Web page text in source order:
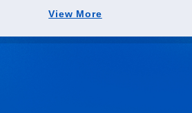
View More